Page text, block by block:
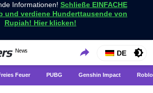
Informationen! Schließe EINFACHE
und verdiene Hunderttausende von
Rupiah! Hier klicken!
VCGamers-Neuigkeiten
News
Holen Sie sich die neuesten Spielnachrichten nur bei
VCGamers
DE
Feuer PUBG Genshin Impact